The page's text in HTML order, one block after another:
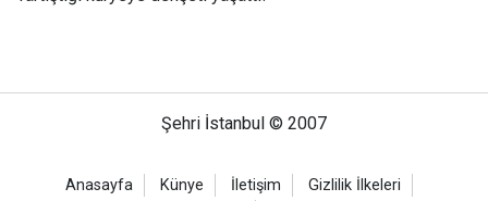
Şehri İstanbul © 2007
Anasayfa Künye İletişim
Gizlilik İlkeleri